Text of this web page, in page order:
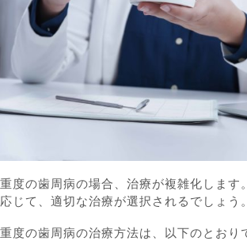
重度の歯周病の場合、治療が複雑化します
応じて、適切な治療が選択されるでしょう。
重度の歯周病の治療方法は、以下のとおり